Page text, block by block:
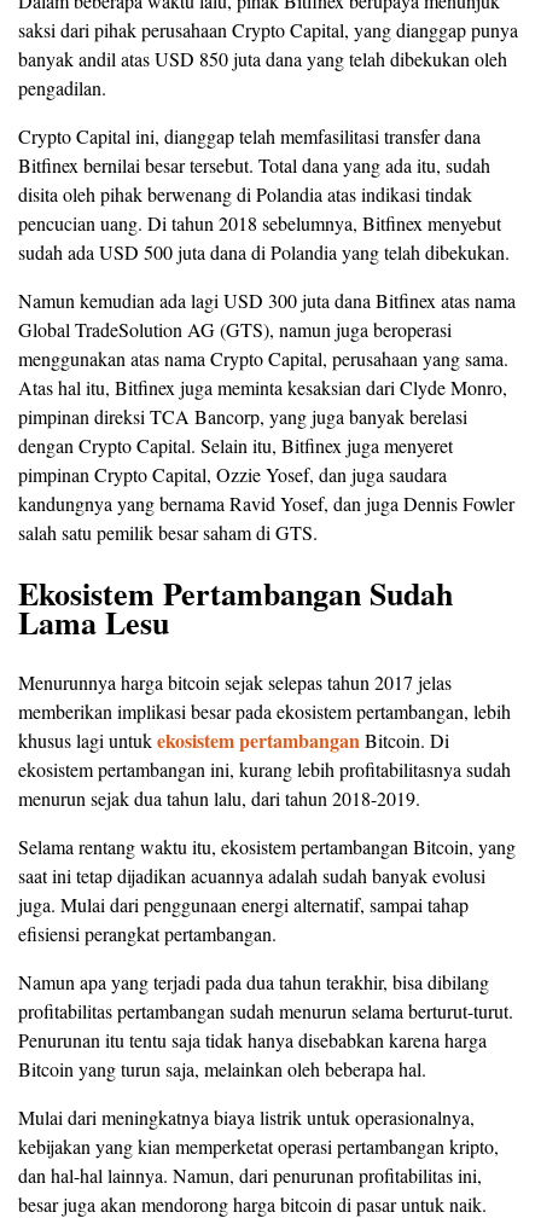
saksi dari pihak perusahaan Crypto Capital, yang dianggap punya
banyak andil atas USD 850 juta dana yang telah dibekukan oleh
pengadilan.
Crypto Capital ini, dianggap telah memfasilitasi transfer dana
Bitfinex bernilai besar tersebut. Total dana yang ada itu, sudah
disita oleh pihak berwenang di Polandia atas indikasi tindak
pencucian uang. Di tahun 2018 sebelumnya, Bitfinex menyebut
sudah ada USD 500 juta dana di Polandia yang telah dibekukan.
Namun kemudian ada lagi USD 300 juta dana Bitfinex atas nama
Global TradeSolution AG (GTS), namun juga beroperasi
menggunakan atas nama Crypto Capital, perusahaan yang sama.
Atas hal itu, Bitfinex juga meminta kesaksian dari Clyde Monro,
pimpinan direksi TCA Bancorp, yang juga banyak berelasi
dengan Crypto Capital. Selain itu, Bitfinex juga menyeret
pimpinan Crypto Capital, Ozzie Yosef, dan juga saudara
kandungnya yang bernama Ravid Yosef, dan juga Dennis Fowler
salah satu pemilik besar saham di GTS.
Ekosistem Pertambangan Sudah
Lama Lesu
Menurunnya harga bitcoin sejak selepas tahun 2017 jelas
memberikan implikasi besar pada ekosistem pertambangan, lebih
khusus lagi untukekosistem pertambangan Bitcoin. Di
ekosistem pertambangan ini, kurang lebih profitabilitasnya sudah
menurun sejak dua tahun lalu, dari tahun 2018-2019.
Selama rentang waktu itu, ekosistem pertambangan Bitcoin, yang
saat ini tetap dijadikan acuannya adalah sudah banyak evolusi
juga. Mulai dari penggunaan energi alternatif, sampai tahap
efisiensi perangkat pertambangan.
Namun apa yang terjadi pada dua tahun terakhir, bisa dibilang
profitabilitas pertambangan sudah menurun selama berturut-turut.
Penurunan itu tentu saja tidak hanya disebabkan karena harga
Bitcoin yang turun saja, melainkan oleh beberapa hal.
Mulai dari meningkatnya biaya listrik untuk operasionalnya,
kebijakan yang kian memperketat operasi pertambangan kripto,
dan hal-hal lainnya. Namun, dari penurunan profitabilitas ini,
besar juga akan mendorong harga bitcoin di pasar untuk naik.